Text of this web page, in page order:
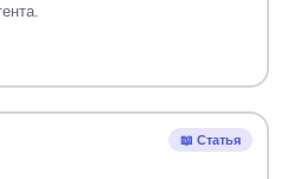
📖 Статья